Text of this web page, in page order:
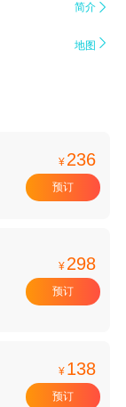
简介 
地图 
¥ 236
预订
¥ 298
预订
¥ 138
预订